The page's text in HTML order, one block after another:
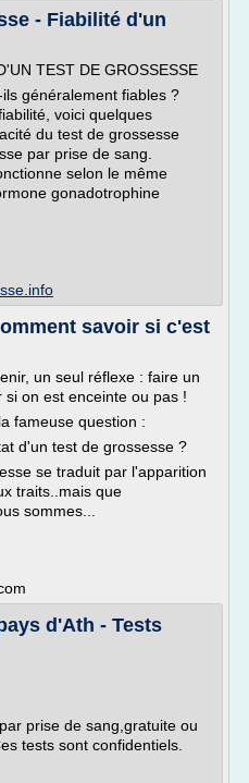
- Fiabilité d'un
TEST DE GROSSESSE
généralement fiables ?
voici quelques
du test de grossesse
par prise de sang.
selon le même
gonadotrophine
savoir si c'est
un seul réflexe : faire un
on est enceinte ou pas !
fameuse question :
d'un test de grossesse ?
se traduit par l'apparition
traits..mais que
sommes...
d'Ath - Tests
prise de sang,gratuite ou
tests sont confidentiels.